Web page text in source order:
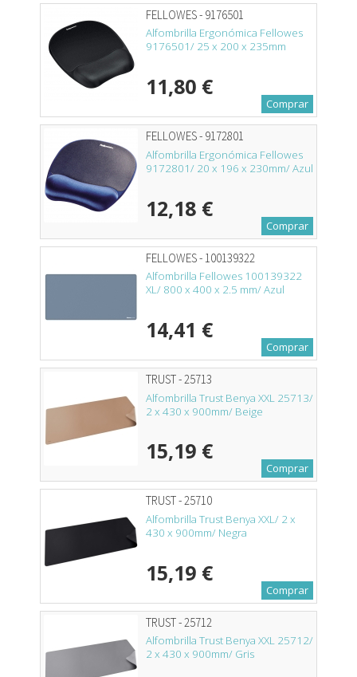
FELLOWES - 9176501
Alfombrilla Ergonómica Fellowes
9176501/ 25 x 200 x 235mm
11,80 €
Comprar
FELLOWES - 9172801
Alfombrilla Ergonómica Fellowes
9172801/ 20 x 196 x 230mm/ Azul
12,18 €
Comprar
FELLOWES - 100139322
Alfombrilla Fellowes 100139322
XL/ 800 x 400 x 2.5 mm/ Azul
14,41 €
Comprar
TRUST - 25713
Alfombrilla Trust Benya XXL 25713/
2 x 430 x 900mm/ Beige
15,19 €
Comprar
TRUST - 25710
Alfombrilla Trust Benya XXL/ 2 x
430 x 900mm/ Negra
15,19 €
Comprar
TRUST - 25712
Alfombrilla Trust Benya XXL 25712/
2 x 430 x 900mm/ Gris